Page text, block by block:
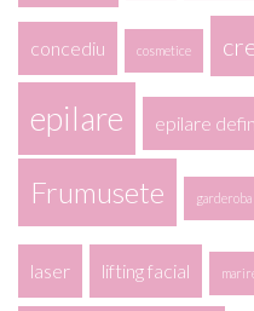
concediu cosmetice
epilare epilare
Frumusete garderoba
laser lifting facial